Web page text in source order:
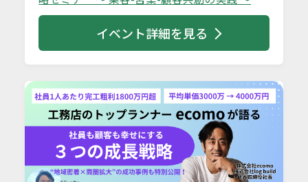
イベント詳細を見る